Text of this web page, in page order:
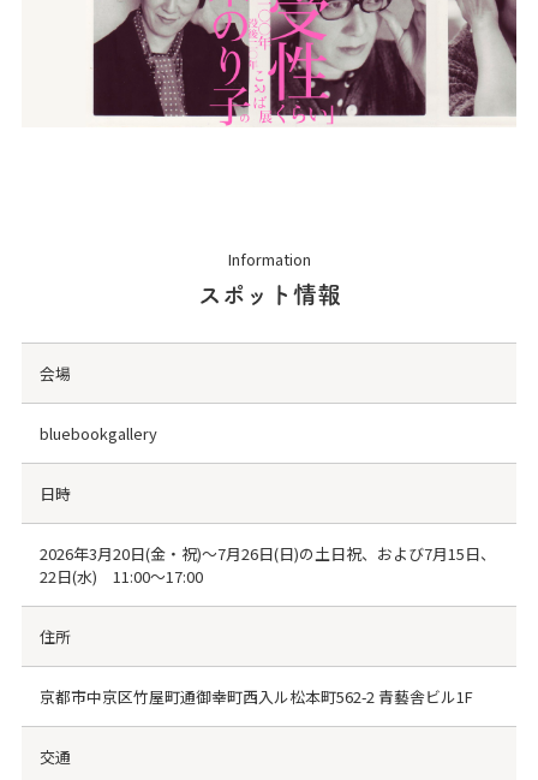
Information
スポット情報
会場
bluebookgallery
日時
2026年3月20日(金・祝)〜7月26日(日)の土日祝、および7月15日、
22日(水) 11:00〜17:00
住所
京都市中京区竹屋町通御幸町西入ル松本町562-2 青藝舎ビル1F
交通